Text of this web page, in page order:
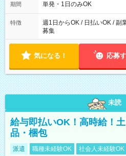
期間 単発・1日のみOK
特徴
週1日からOK / 日払いOK / 副
募集
気になる！ 応募
未読
給与即払いOK！高時給！
品・梱包
派遣 職種未経験OK 社会人未経験OK